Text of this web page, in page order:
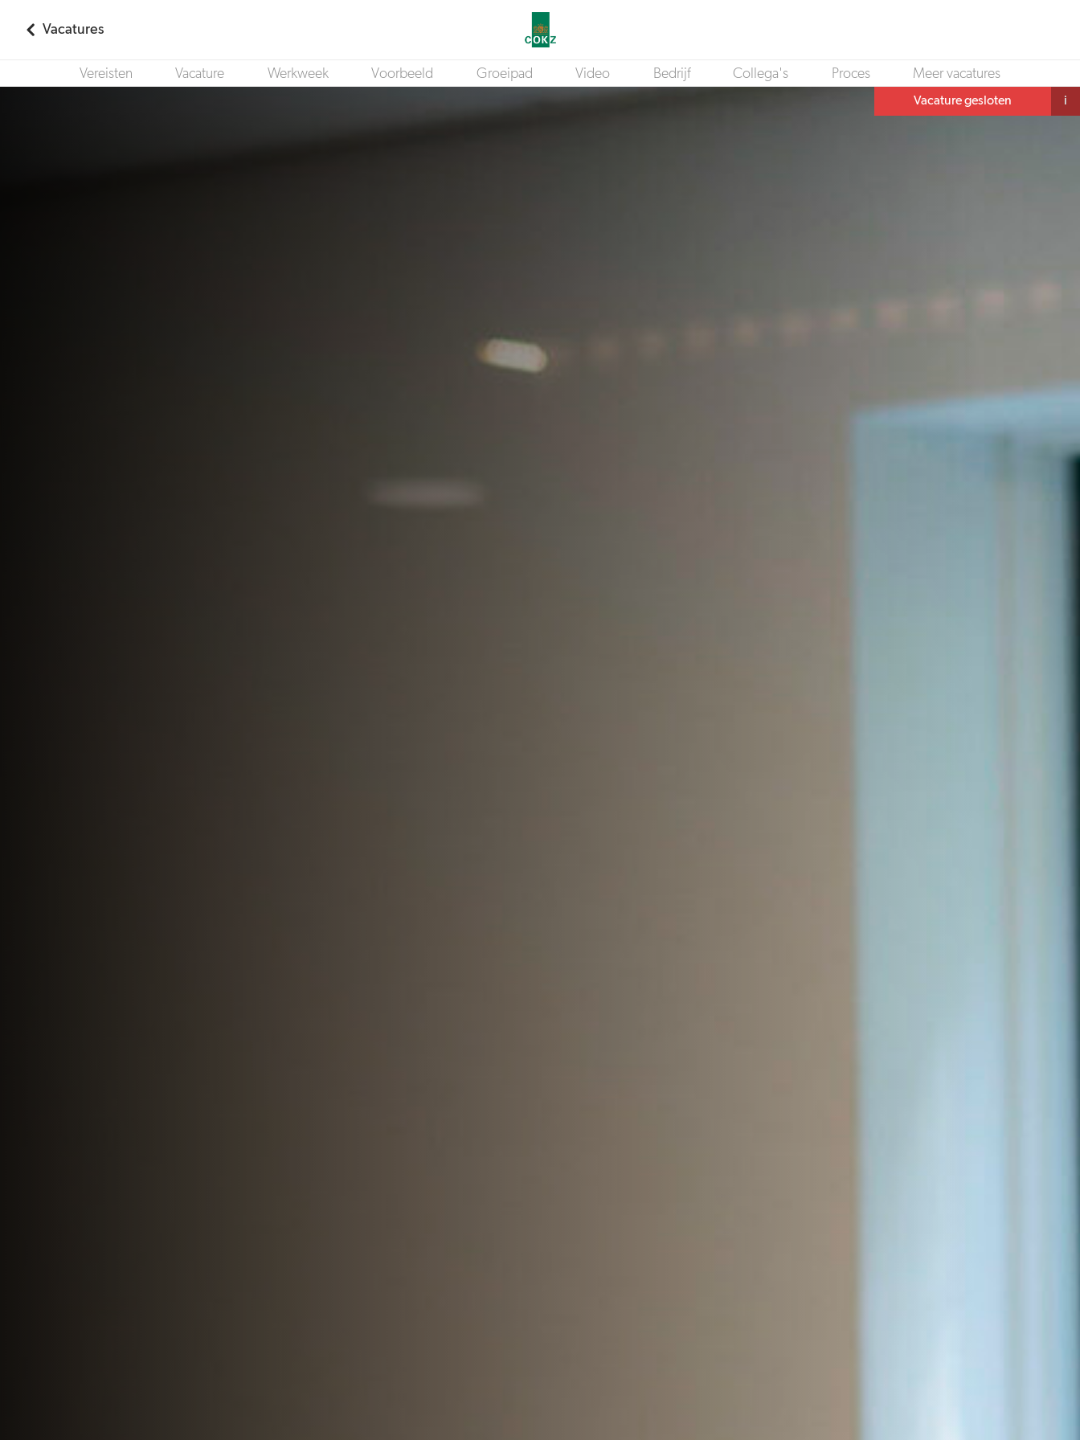
Vacatures
Business Analist
Vereisten Vacature Werkweek Voorbeeld Groeipad Video Bedrijf Collega's Proces Meer vacatures
Vacature gesloten i